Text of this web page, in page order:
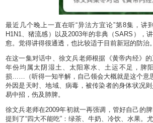
最近几个晚上一直在听“异法方宜论”第8集，讲
H1N1、猪流感）以及2003年的非典（SARS），
愈。觉得讲得很通透，也比较适于目前新冠的防治
在这一集对话中、徐文兵老师根据《黄帝内经》
年份均属太阴湿土、太阳寒水、土运不足，脾
损……（听得一知半解，自己领会大概就是这个意
外因是天时、地域、病毒，被传染者的身体状况
易中招，伤及肺脾。
徐文兵老师在2009年初就一再强调，管好自己的
提到了“四大不能吃”：绿茶、牛奶、冷饮、水果。